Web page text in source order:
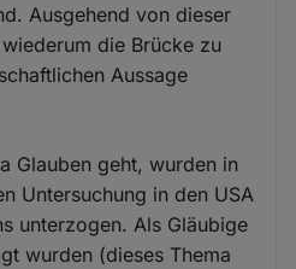
Ausgehend von dieser
die Brücke zu
Aussage
Glauben geht, wurden in
Untersuchung in den USA
unterzogen. Als Gläubige
wurden (dieses Thema